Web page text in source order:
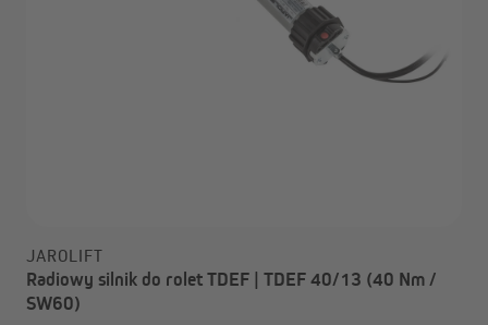
JAROLIFT
Radiowy silnik do rolet TDEF | TDEF 40/13 (40 Nm /
SW60)